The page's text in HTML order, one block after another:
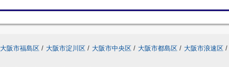
大阪市福島区 / 大阪市淀川区 / 大阪市中央区 / 大阪市都島区 / 大阪市浪速区 /